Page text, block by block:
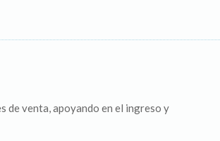
de venta, apoyando en el ingreso y